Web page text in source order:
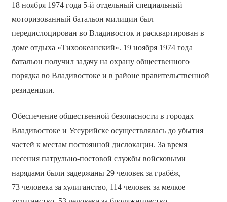
18 ноября 1974 года 5-й отдельный специальный
моторизованный батальон милиции был
передислоцирован во Владивосток и расквартирован в
доме отдыха «Тихоокеанский». 19 ноября 1974 года
батальон получил задачу на охрану общественного
порядка во Владивостоке и в районе правительственной
резиденции.
Обеспечение общественной безопасности в городах
Владивостоке и Уссурийске осуществлялась до убытия
частей к местам постоянной дислокации. За время
несения патрульно-постовой службы войсковыми
нарядами были задержаны 29 человек за грабёж,
73 человека за хулиганство, 114 человек за мелкое